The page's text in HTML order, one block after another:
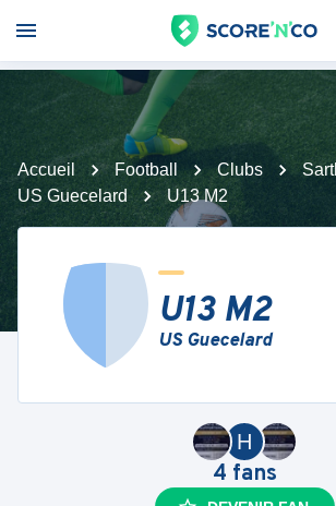
Accueil Football Clubs
US Guecelard
U13 M2
U13 M2
US Guecelard
H
4 fans